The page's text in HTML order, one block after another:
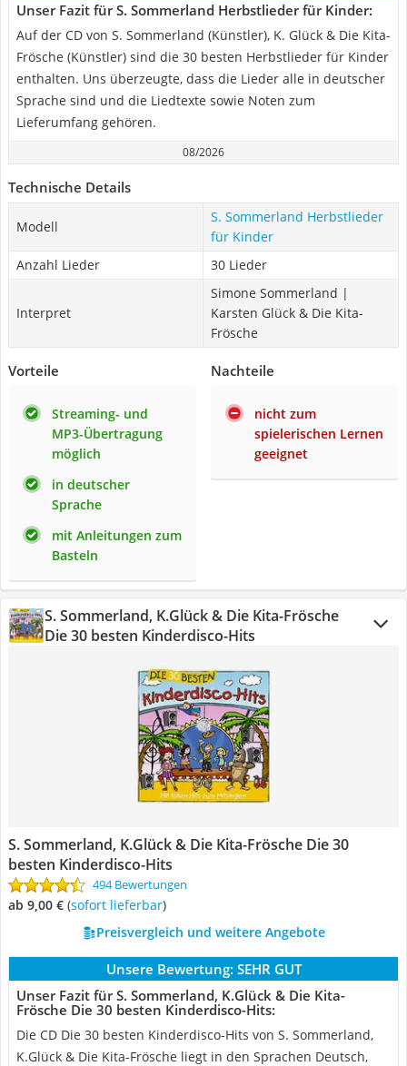
Unser Fazit für S. Sommerland Herbstlieder für Kinder:
Auf der CD von S. Sommerland (Künstler), K. Glück & Die Kita-
Frösche (Künstler) sind die 30 besten Herbstlieder für Kinder
enthalten. Uns überzeugte, dass die Lieder alle in deutscher
Sprache sind und die Liedtexte sowie Noten zum
Lieferumfang gehören.
08/2026
Technische Details
Modell
S. Sommerland Herbstlieder
für Kinder
Anzahl Lieder
30 Lieder
Interpret
Simone Sommerland |
Karsten Glück & Die Kita-
Frösche
Vorteile
Streaming- und
MP3-Übertragung
möglich
in deutscher
Sprache
mit Anleitungen zum
Basteln
Nachteile
nicht zum
spielerischen Lernen
geeignet
S. Sommerland, K.Glück & Die Kita-Frösche
Die 30 besten Kinderdisco-Hits
S. Sommerland, K.Glück & Die Kita-Frösche Die 30
besten Kinderdisco-Hits
494 Bewertungen
ab 9,00 € ( Sofort lieferbar)
Preisvergleich und weitere Angebote
Unsere Bewertung: SEHR GUT
Unser Fazit für S. Sommerland, K.Glück & Die Kita-
Frösche Die 30 besten Kinderdisco-Hits:
Die CD Die 30 besten Kinderdisco-Hits von S. Sommerland,
K.Glück & Die Kita-Frösche liegt in den Sprachen Deutsch,